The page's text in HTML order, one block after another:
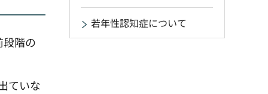
階の
ていな
若年性認知症について